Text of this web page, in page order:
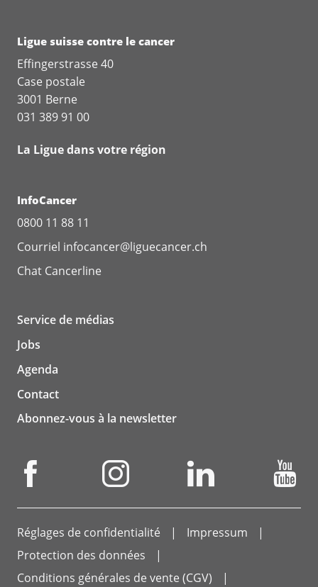
Ligue suisse contre le cancer
Effingerstrasse 40
Case postale
3001 Berne
031 389 91 00
La Ligue dans votre région
InfoCancer
0800 11 88 11
Courriel infocancer@liguecancer.ch
Chat Cancerline
Service de médias
Jobs
Agenda
Contact
Abonnez-vous à la newsletter
Réglages de confidentialité
Impressum
Protection des données
Conditions générales de vente (CGV)